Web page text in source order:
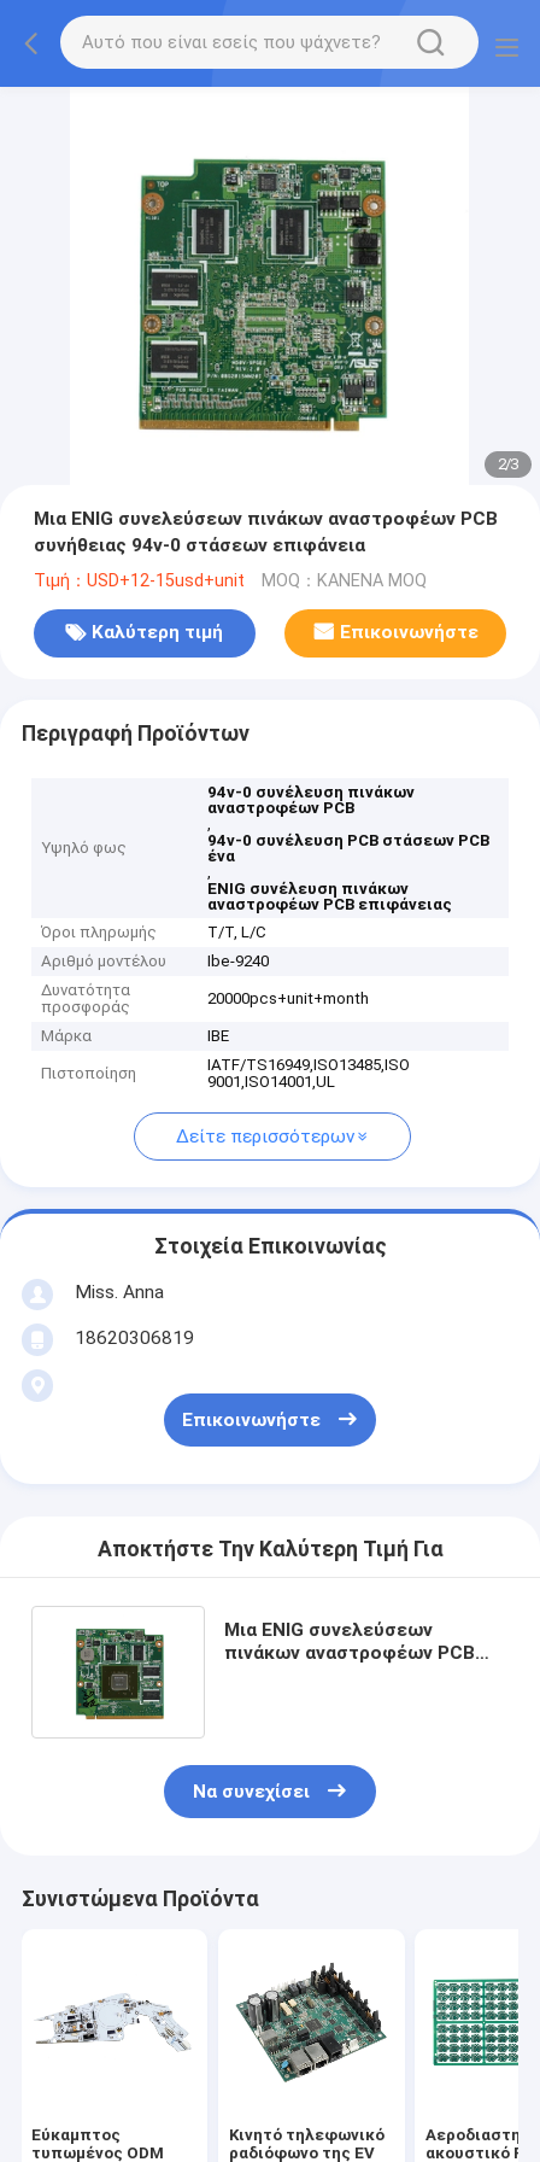
2/3
Μια ENIG συνελεύσεων πινάκων αναστροφέων PCB
συνήθειας 94v-0 στάσεων επιφάνεια
Τιμή：USD+12-15usd+unit MOQ：ΚΑΝΕΝΑ MOQ
Καλύτερη τιμή Επικοινωνήστε
Περιγραφή Προϊόντων
Υψηλό φως
94v-0 συνέλευση πινάκων
αναστροφέων PCB
,
94v-0 συνέλευση PCB στάσεων PCB
ένα
,
ENIG συνέλευση πινάκων
αναστροφέων PCB επιφάνειας
Όροι πληρωμής
T/T, L/C
Αριθμό μοντέλου
Ibe-9240
Δυνατότητα
προσφοράς
20000pcs+unit+month
Μάρκα IBE
Πιστοποίηση
IATF/TS16949,ISO13485,ISO
9001,ISO14001,UL
Δείτε περισσότερων
Στοιχεία Επικοινωνίας
Miss. Anna
18620306819
Επικοινωνήστε
Αποκτήστε Την Καλύτερη Τιμή Για
Μια ENIG συνελεύσεων
πινάκων αναστροφέων PCB
Να συνεχίσει
Συνιστώμενα Προϊόντα
Εύκαμπτος
τυπωμένος ODM
Κινητό τηλεφωνικό
ραδιόφωνο της EV
ακουστικό